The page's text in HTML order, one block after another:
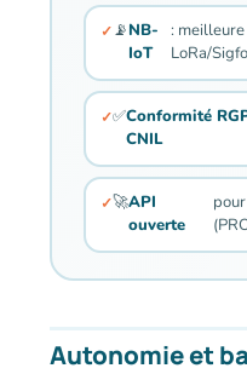
📡NB-
IoT
:
LoRa/
✅Conformité
CNIL
🚀API
ouverte
Autonomie et